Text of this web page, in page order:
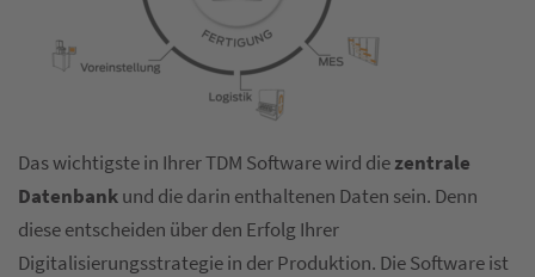
Das wichtigste in Ihrer TDM Software wird diezentrale
Datenbankund die darin enthaltenen Daten sein. Denn
diese entscheiden über den Erfolg Ihrer
Digitalisierungsstrategie in der Produktion. Die Software ist